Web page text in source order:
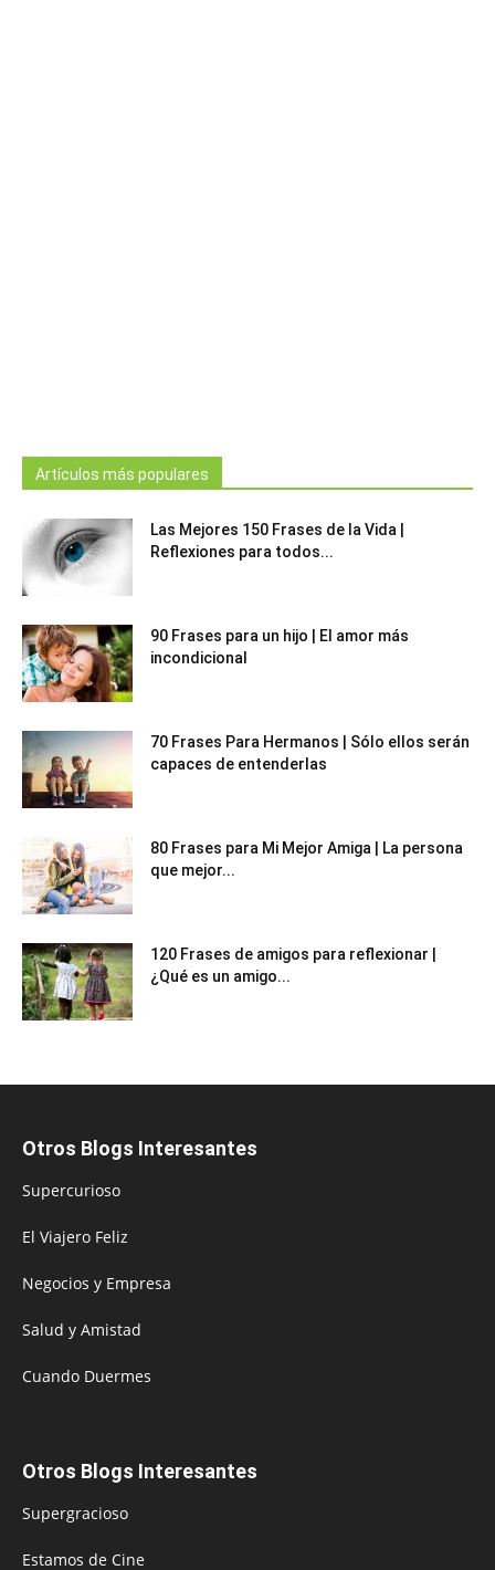
Artículos más populares
Las Mejores 150 Frases de la Vida |
Reflexiones para todos...
90 Frases para un hijo | El amor más
incondicional
70 Frases Para Hermanos | Sólo ellos serán
capaces de entenderlas
80 Frases para Mi Mejor Amiga | La persona
que mejor...
120 Frases de amigos para reflexionar |
¿Qué es un amigo...
Otros Blogs Interesantes
Supercurioso
El Viajero Feliz
Negocios y Empresa
Salud y Amistad
Cuando Duermes
Otros Blogs Interesantes
Supergracioso
Estamos de Cine